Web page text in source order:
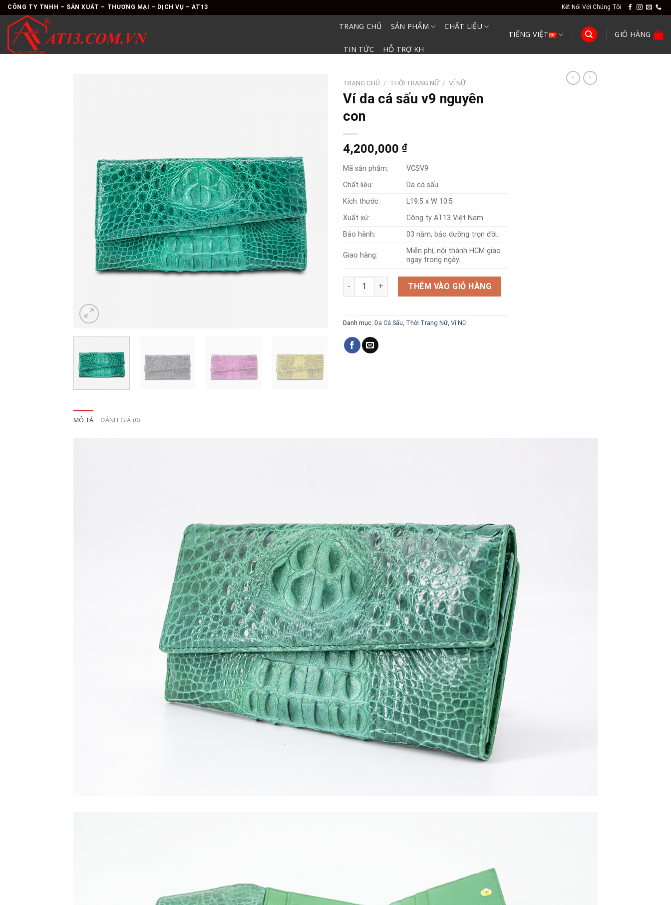
Skip
to
content
CÔNG TY TNHH – SẢN XUẤT – THƯƠNG MẠI – DỊCH VỤ – AT13 Kết Nối Với Chúng Tôi
TRANG CHỦ SẢN PHẨM CHẤT LIỆU
TIN TỨC HỖ TRỢ KH
TIẾNG VIỆT GIỎ HÀNG
TRANG CHỦ / THỜI TRANG NỮ / VÍ NỮ
Ví da cá sấu v9 nguyên
con
4,200,000 ₫
Mã sản phẩm:
VCSV9
Chất liệu:
Da cá sấu
Kích thước:
L19.5 x W 10.5
Xuất xứ:
Công ty AT13 Việt Nam
Bảo hành:
03 năm, bảo dưỡng trọn đời.
Giao hàng:
Miễn phí, nội thành HCM giao
ngay trong ngày.
Ví da cá sấu v9 nguyên con số lượng
THÊM VÀO GIỎ HÀNG
Danh mục: Da Cá Sấu Thời Trang Nữ Ví Nữ
MÔ TẢ ĐÁNH GIÁ (0)